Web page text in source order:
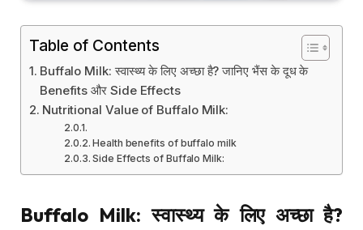
Table of Contents
Buffalo Milk: स्वास्थ्य के लिए अच्छा है? जानिए भैंस के दूध के
Benefits और Side Effects
Nutritional Value of Buffalo Milk:
Health benefits of buffalo milk
Side Effects of Buffalo Milk:
Buffalo Milk:स्वास्थ्य के लिए अच्छा है?